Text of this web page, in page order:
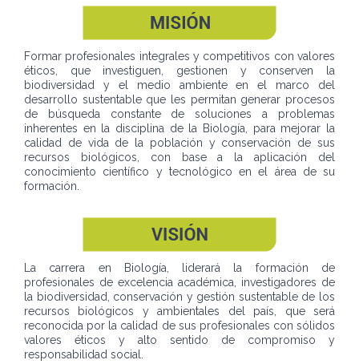
Formar profesionales integrales y competitivos con valores
éticos, que investiguen, gestionen y conserven la
biodiversidad y el medio ambiente en el marco del
desarrollo sustentable que les permitan generar procesos
de búsqueda constante de soluciones a problemas
inherentes en la disciplina de la Biología, para mejorar la
calidad de vida de la población y conservación de sus
recursos biológicos, con base a la aplicación del
conocimiento científico y tecnológico en el área de su
formación.
La carrera en Biología, liderará la formación de
profesionales de excelencia académica, investigadores de
la biodiversidad, conservación y gestión sustentable de los
recursos biológicos y ambientales del país, que será
reconocida por la calidad de sus profesionales con sólidos
valores éticos y alto sentido de compromiso y
responsabilidad social.